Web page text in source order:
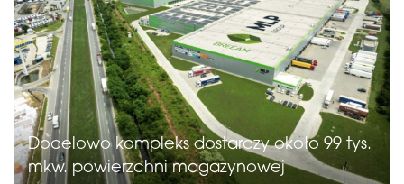
Docelowo kompleks dostarczy około 99 tys.
mkw. powierzchni magazynowej